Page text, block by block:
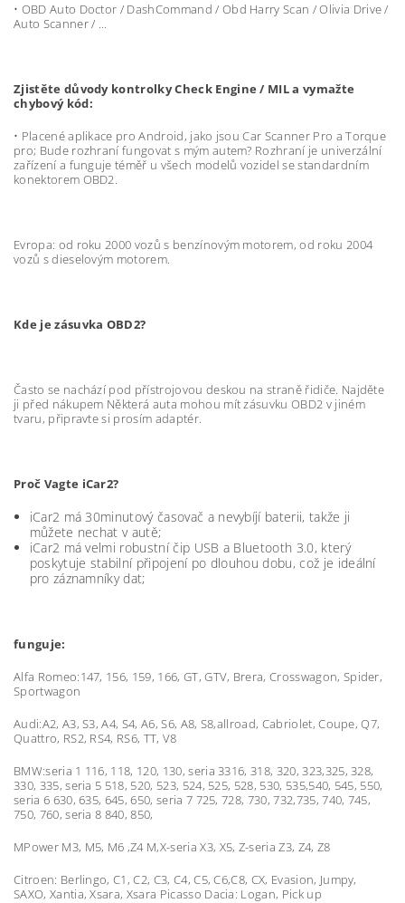
• OBD Auto Doctor / DashCommand / Obd Harry Scan / Olivia Drive /
Auto Scanner / ...
Zjistěte důvody kontrolky Check Engine / MIL a vymažte
chybový kód:
• Placené aplikace pro Android, jako jsou Car Scanner Pro a Torque
pro; Bude rozhraní fungovat s mým autem? Rozhraní je univerzální
zařízení a funguje téměř u všech modelů vozidel se standardním
konektorem OBD2.
Evropa: od roku 2000 vozů s benzínovým motorem, od roku 2004
vozů s dieselovým motorem.
Kde je zásuvka OBD2?
Často se nachází pod přístrojovou deskou na straně řidiče. Najděte
ji před nákupem Některá auta mohou mít zásuvku OBD2 v jiném
tvaru, připravte si prosím adaptér.
Proč Vagte iCar2?
iCar2 má 30minutový časovač a nevybíjí baterii, takže ji
můžete nechat v autě;
iCar2 má velmi robustní čip USB a Bluetooth 3.0, který
poskytuje stabilní připojení po dlouhou dobu, což je ideální
pro záznamníky dat;
funguje:
Alfa Romeo:147, 156, 159, 166, GT, GTV, Brera, Crosswagon, Spider,
Sportwagon
Audi:A2, A3, S3, A4, S4, A6, S6, A8, S8,allroad, Cabriolet, Coupe, Q7,
Quattro, RS2, RS4, RS6, TT, V8
BMW:seria 1 116, 118, 120, 130, seria 3316, 318, 320, 323,325, 328,
330, 335, seria 5 518, 520, 523, 524, 525, 528, 530, 535,540, 545, 550,
seria 6 630, 635, 645, 650, seria 7 725, 728, 730, 732,735, 740, 745,
750, 760, seria 8 840, 850,
MPower M3, M5, M6 ,Z4 M,X-seria X3, X5, Z-seria Z3, Z4, Z8
Citroen: Berlingo, C1, C2, C3, C4, C5, C6,C8, CX, Evasion, Jumpy,
SAXO, Xantia, Xsara, Xsara Picasso Dacia: Logan, Pick up